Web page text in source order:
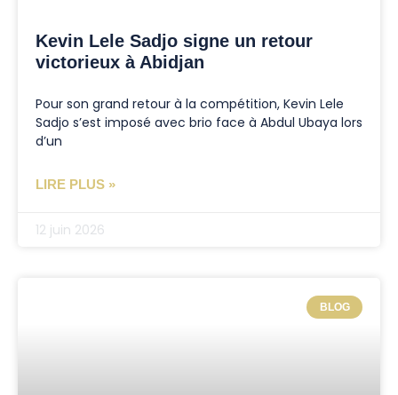
Kevin Lele Sadjo signe un retour
victorieux à Abidjan
Pour son grand retour à la compétition, Kevin Lele
Sadjo s’est imposé avec brio face à Abdul Ubaya lors
d’un
LIRE PLUS »
12 juin 2026
BLOG